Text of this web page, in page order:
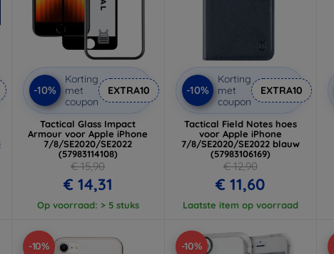
-10%
Korting
met
coupon
EXTRA10
Tactical Glass Impact
Armour voor Apple iPhone
7/8/SE2020/SE2022
(57983114108)
€ 15,90
€ 14,31
Op voorraad: > 5 stuks
-10%
Korting
met
coupon
EXTRA10
Tactical Field Notes hoes
voor Apple iPhone
7/8/SE2020/SE2022 blauw
(57983106169)
€ 12,90
€ 11,60
Laatste item op voorraad
-10% -10%